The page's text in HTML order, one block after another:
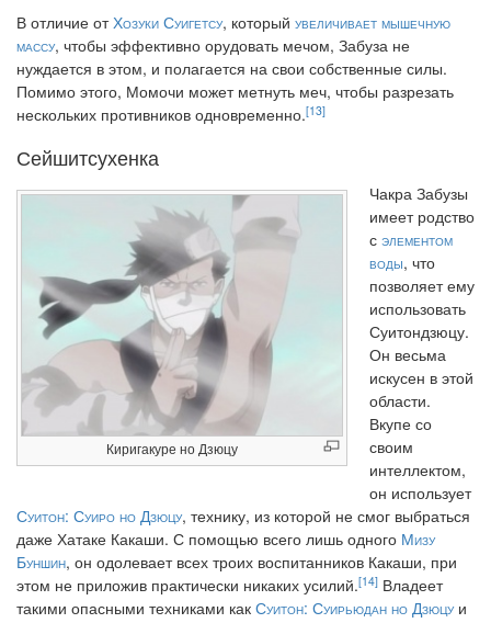
В отличие отХозуки Суигетсу, который увеличивает мышечную
массу, чтобы эффективно орудовать мечом, Забуза не
нуждается в этом, и полагается на свои собственные силы.
Помимо этого, Момочи может метнуть меч, чтобы разрезать
нескольких противников одновременно.[13]
Сейшитсухенка
Киригакуре но Дзюцу
Чакра Забузы
имеет родство
с элементом
воды, что
позволяет ему
использовать
Суитондзюцу.
Он весьма
искусен в этой
области.
Вкупе со
своим
интеллектом,
он использует
Суитон: Суиро но Дзюцу, технику, из которой не смог выбраться
даже Хатаке Какаши. С помощью всего лишь одного Мизу
Буншин, он одолевает всех троих воспитанников Какаши, при
этом не приложив практически никаких усилий.[14] Владеет
такими опасными техниками как Суитон: Суирьюдан но Дзюцуи